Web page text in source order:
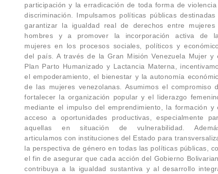
participación y la erradicación de toda forma de
discriminación. Impulsamos políticas públicas destinadas
garantizar la igualdad real de derechos entre mujeres
hombres y a promover la incorporación activa de
mujeres en los procesos sociales, políticos y
del país. A través de la Gran Misión Venezuela Mujer y
Plan Parto Humanizado y Lactancia Materna,
el empoderamiento, el bienestar y la autonomía
de las mujeres venezolanas. Asumimos el compromiso
fortalecer la organización popular y el liderazgo
mediante el impulso del emprendimiento, la formación y
acceso a oportunidades productivas, especialmente
aquellas en situación de vulnerabilidad.
articulamos con instituciones del Estado para
la perspectiva de género en todas las políticas públicas,
el fin de asegurar que cada acción del Gobierno
contribuya a la igualdad sustantiva y al desarrollo